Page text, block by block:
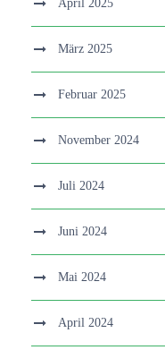
April 2025
März 2025
Februar 2025
November 2024
Juli 2024
Juni 2024
Mai 2024
April 2024